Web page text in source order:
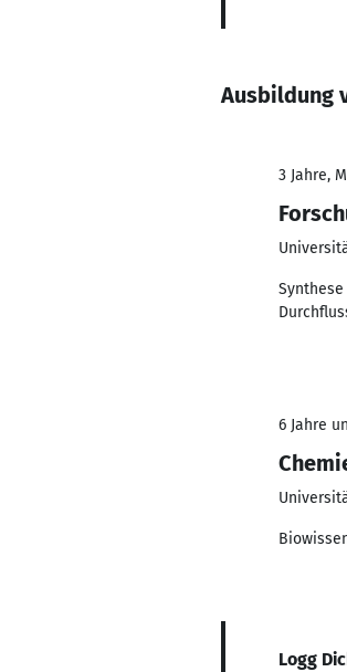
Ausbildung
3 Jahre,
6 Jahre
Logg